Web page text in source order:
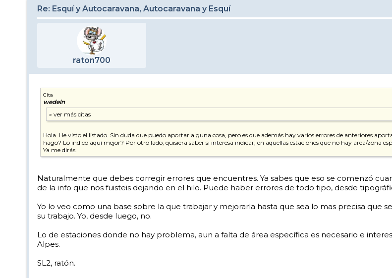
Re: Esquí y Autocaravana, Autocaravana y Esquí
raton700
Cita
wedeln
Hola. He visto el listado. Sin duda que puedo aportar alguna cosa, pero es que además hay varios errores de anteriores
hago? Lo indico aquí mejor? Por otro lado, quisiera saber si interesa indicar, en aquellas estaciones que no hay área/zona
Ya me dirás.
Naturalmente que debes corregir errores que encuentres. Ya sabes que eso se comenzó
de la info que nos fuisteis dejando en el hilo. Puede haber errores de todo tipo, desde
Yo lo veo como una base sobre la que trabajar y mejorarla hasta que sea lo mas precisa que
su trabajo. Yo, desde luego, no.
Lo de estaciones donde no hay problema, aun a falta de área específica es necesario e
Alpes.
SL2, ratón.